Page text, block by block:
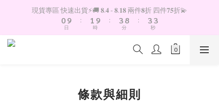
現貨專區 快速出貨⚡️🚚 𝟖.𝟒 - 𝟖.𝟏𝟖 兩件𝟖折 四件𝟕𝟓折💫
1
09
8
日
:
2
1
0
9
8
2
時
:
4
3
2
9
8
7
1
分
:
4
3
2
0
3
2
1
0
秒
條款與細則